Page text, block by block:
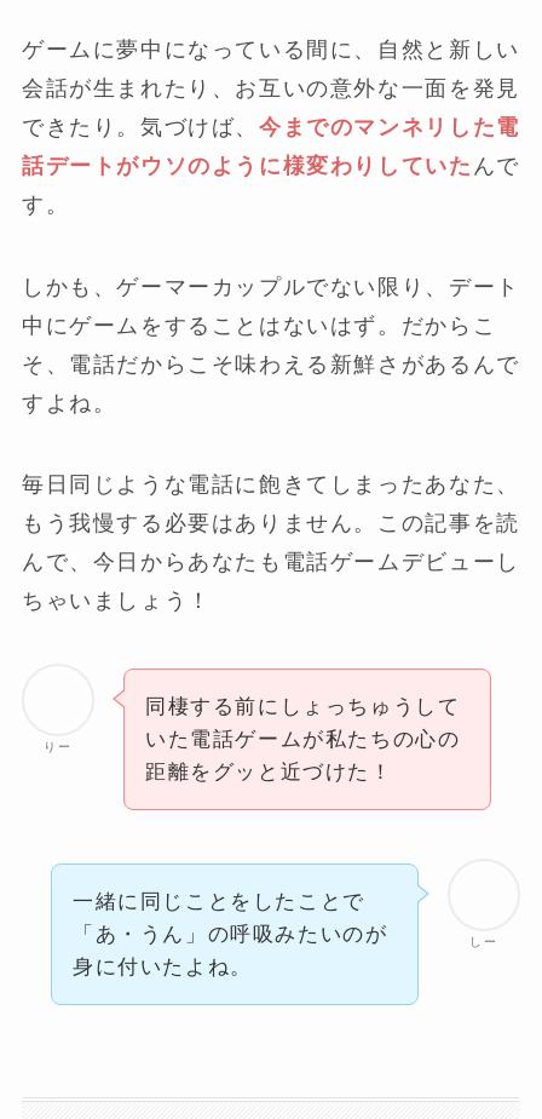
ゲームに夢中になっている間に、自然と新しい
会話が生まれたり、お互いの意外な一面を発見
できたり。気づけば、今までのマンネリした電
話デートがウソのように様変わりしていた んで
す。
しかも、ゲーマーカップルでない限り、デート
中にゲームをすることはないはず。だからこ
そ、電話だからこそ味わえる新鮮さがあるんで
すよね。
毎日同じような電話に飽きてしまったあなた、
もう我慢する必要はありません。この記事を読
んで、今日からあなたも電話ゲームデビューし
ちゃいましょう！
りー
同棲する前にしょっちゅうして
いた電話ゲームが私たちの心の
距離をグッと近づけた！
しー
一緒に同じことをしたことで
「あ・うん」の呼吸みたいのが
身に付いたよね。